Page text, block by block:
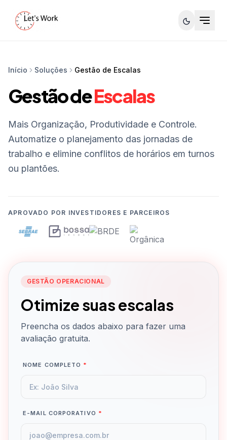
Início Soluções Gestão de Escalas
Gestão deEscalas
Mais Organização, Produtividade e Controle.
Automatize o planejamento das jornadas de
trabalho e elimine conflitos de horários em turnos
ou plantões.
APROVADO POR INVESTIDORES E PARCEIROS
GESTÃO OPERACIONAL
Otimize suas escalas
Preencha os dados abaixo para fazer uma
avaliação gratuita.
NOME COMPLETO *
E-MAIL CORPORATIVO *